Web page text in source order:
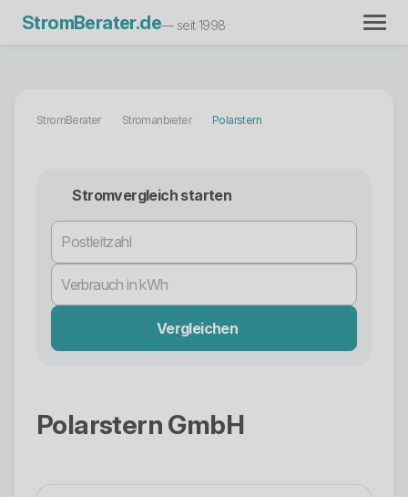
StromBerater.de— seit 1998
StromBerater Stromanbieter Polarstern
Stromvergleich starten
Vergleichen
Polarstern GmbH